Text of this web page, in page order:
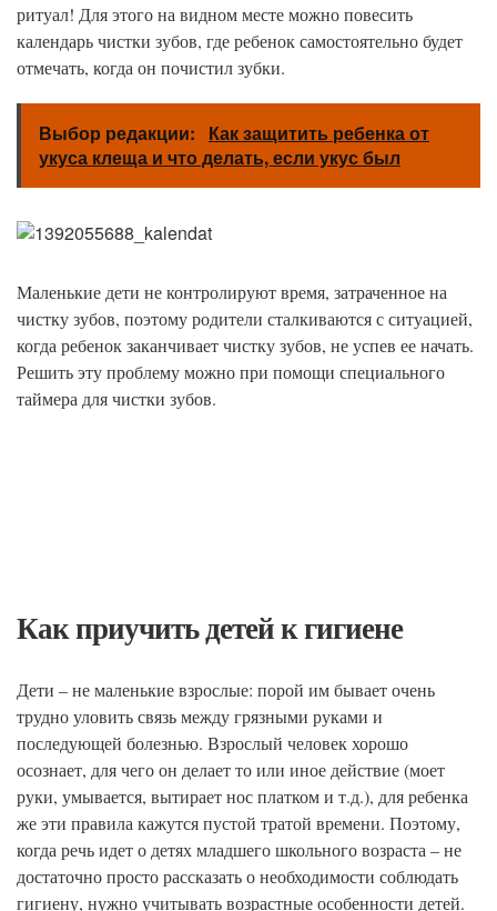
ритуал! Для этого на видном месте можно повесить
календарь чистки зубов, где ребенок самостоятельно будет
отмечать, когда он почистил зубки.
Выбор редакции:
Как защитить ребенка от
укуса клеща и что делать, если укус был
Маленькие дети не контролируют время, затраченное на
чистку зубов, поэтому родители сталкиваются с ситуацией,
когда ребенок заканчивает чистку зубов, не успев ее начать.
Решить эту проблему можно при помощи специального
таймера для чистки зубов.
Как приучить детей к гигиене
Дети – не маленькие взрослые: порой им бывает очень
трудно уловить связь между грязными руками и
последующей болезнью. Взрослый человек хорошо
осознает, для чего он делает то или иное действие (моет
руки, умывается, вытирает нос платком и т.д.), для ребенка
же эти правила кажутся пустой тратой времени. Поэтому,
когда речь идет о детях младшего школьного возраста – не
достаточно просто рассказать о необходимости соблюдать
гигиену, нужно учитывать возрастные особенности детей.